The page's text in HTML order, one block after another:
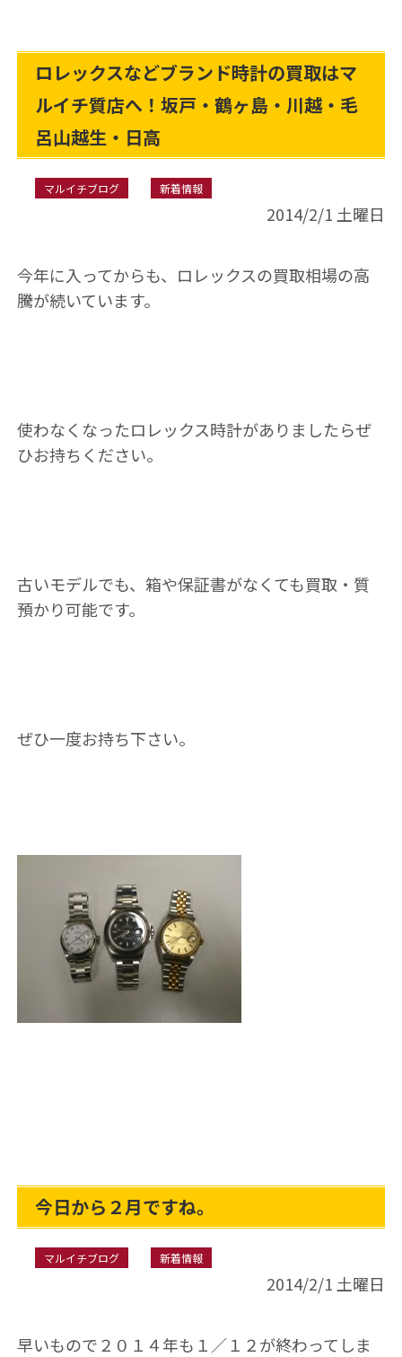
ロレックスなどブランド時計の買取はマ
ルイチ質店へ！坂戸・鶴ヶ島・川越・毛
呂山越生・日高
マルイチブログ 新着情報
2014/2/1 土曜日
今年に入ってからも、ロレックスの買取相場の高
騰が続いています。
使わなくなったロレックス時計がありましたらぜ
ひお持ちください。
古いモデルでも、箱や保証書がなくても買取・質
預かり可能です。
ぜひ一度お持ち下さい。
今日から２月ですね。
マルイチブログ 新着情報
2014/2/1 土曜日
早いもので２０１４年も１／１２が終わってしま